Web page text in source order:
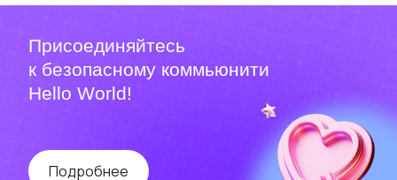
Присоединяйтесь
к безопасному коммьюнити
Hello World!
Подробнее